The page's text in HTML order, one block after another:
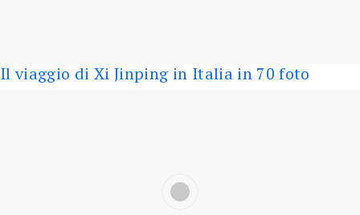
Il viaggio di Xi Jinping in Italia in 70 foto